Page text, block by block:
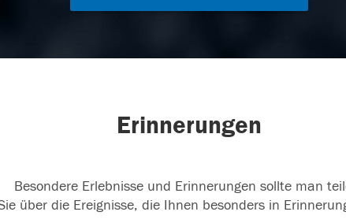
Erinnerungen
Besondere Erlebnisse und Erinnerungen sollte man
über die Ereignisse, die Ihnen besonders in